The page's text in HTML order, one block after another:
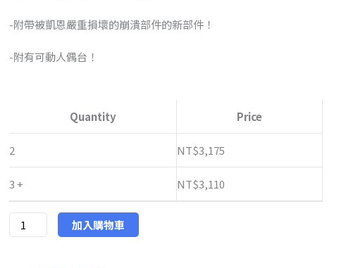
NT$3,110
-附帶被凱恩嚴重損壞的崩潰部件的新部件！
-附有可動人偶台！
Quantity Price
2 NT$3,175
3 + NT$3,110
No.196
機
器
戰
加入購物車